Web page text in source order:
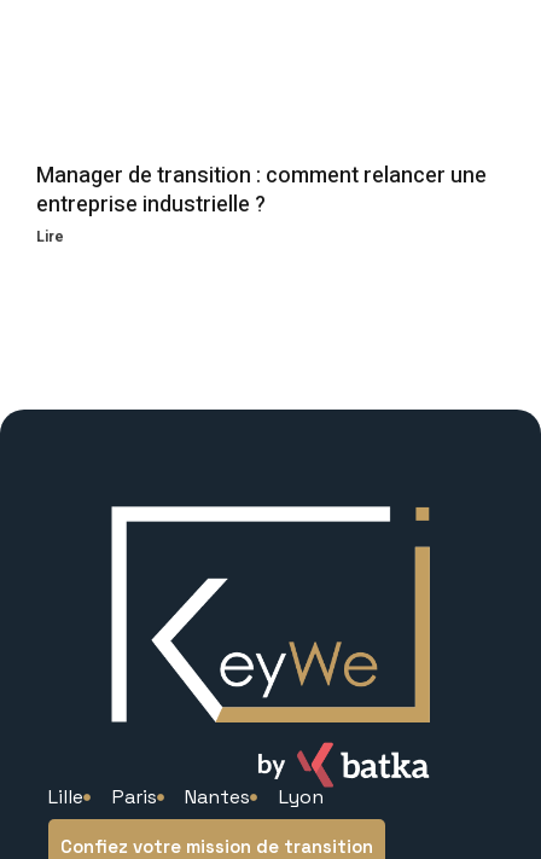
Manager de transition : comment relancer une
entreprise industrielle ?
Lire
Lille Paris Nantes Lyon
Confiez votre mission de transition